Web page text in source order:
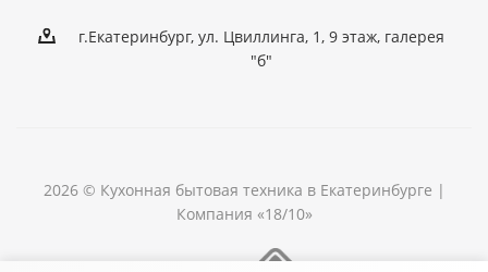
г.Екатеринбург, ул. Цвиллинга, 1, 9 этаж, галерея
"б"
2026 © Кухонная бытовая техника в Екатеринбурге |
Компания «18/10»